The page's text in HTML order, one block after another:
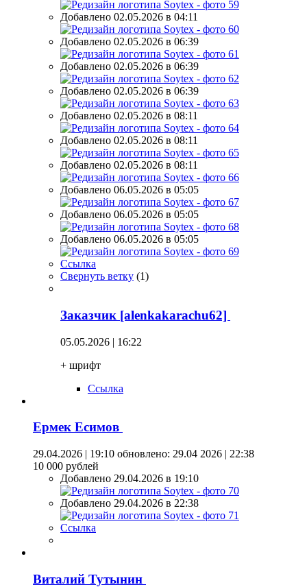
Добавлено 02.05.2026 в 04:11
Добавлено 02.05.2026 в 06:39
Добавлено 02.05.2026 в 06:39
Добавлено 02.05.2026 в 06:39
Добавлено 02.05.2026 в 08:11
Добавлено 02.05.2026 в 08:11
Добавлено 02.05.2026 в 08:11
Добавлено 06.05.2026 в 05:05
Добавлено 06.05.2026 в 05:05
Добавлено 06.05.2026 в 05:05
Ссылка
Свернуть ветку (1)
Заказчик [alenkakarachu62]
05.05.2026 | 16:22
+ шрифт
Ссылка
Ермек Есимов
29.04.2026 | 19:10 обновлено: 29.04 2026 | 22:38
10 000 рублей
Добавлено 29.04.2026 в 19:10
Добавлено 29.04.2026 в 22:38
Ссылка
Виталий Тутынин